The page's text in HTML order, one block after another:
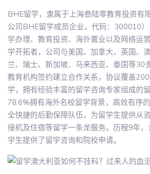
BHE留学，隶属于上海叁陆零教育投资有
公司BHE留学成员企业，代码：300010
学办理、教育投资、海外置业以及网络运
学开拓者，公司与美国、加拿大、英国、
兰、瑞士、新加坡、马来西亚、泰国等30
教育机构签约建立合作关系，协议覆盖
学，拥有经验丰富的留学咨询专家组成的
78.6%拥有海外名校留学背景，高效有序
全快捷的后勤保障队伍，为留学生提供从
接机及住宿等留学一条龙服务。历程9年
学生提供了留学咨询和院校申请。